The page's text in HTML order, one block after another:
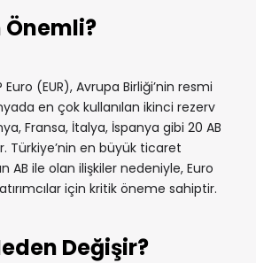
Önemli?
(EUR), Avrupa Birliği’nin resmi
en çok kullanılan ikinci rezerv
Fransa, İtalya, İspanya gibi 20 AB
Türkiye’nin en büyük ticaret
AB ile olan ilişkiler nedeniyle, Euro
için kritik öneme sahiptir.
Değişir?